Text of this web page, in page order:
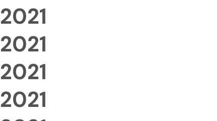
2021
2021
2021
2021